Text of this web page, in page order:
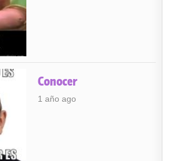
Conocer
1 año ago